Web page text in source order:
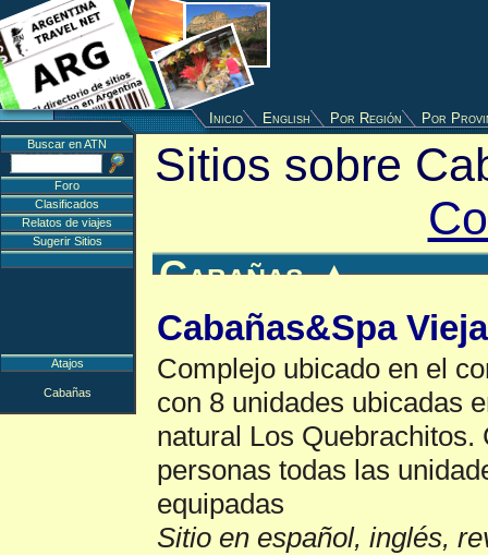
Inicio English Por Región Por
Sitios sobre
Cabañas▲
Cabañas&Spa
Complejo ubicado en el
con 8 unidades ubicadas
natural Los
personas todas las
equipadas
Sitio en español, inglés,
Buscar en ATN
Foro
Clasificados
Relatos de viajes
Sugerir Sitios
Atajos
Cabañas